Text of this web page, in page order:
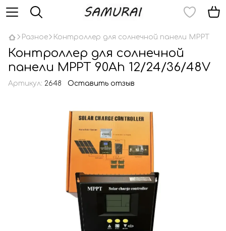
Разное Контроллер для солнечной панели MPPT
Контроллер для солнечной
панели MPPT 90Ah 12/24/36/48V
Артикул: 2648 Оставить отзыв